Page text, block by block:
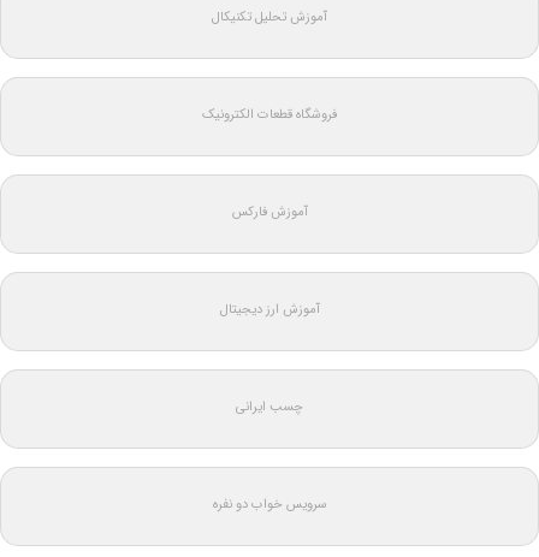
آموزش تحلیل تکنیکال
فروشگاه قطعات الکترونیک
آموزش فارکس
آموزش ارز دیجیتال
چسب ایرانی
سرویس خواب دو نفره